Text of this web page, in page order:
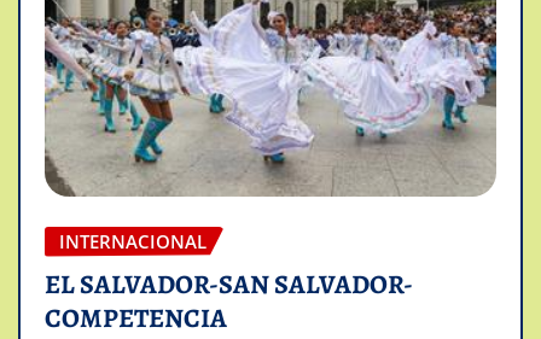
INTERNACIONAL
EL SALVADOR-SAN SALVADOR-
COMPETENCIA